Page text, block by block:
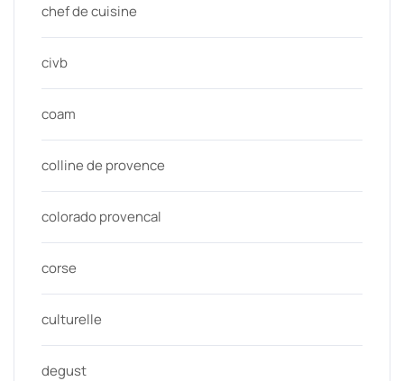
chef de cuisine
civb
coam
colline de provence
colorado provencal
corse
culturelle
degust